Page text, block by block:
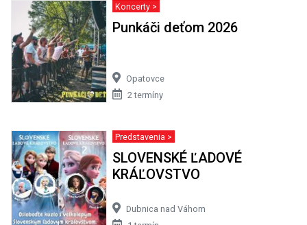
Koncerty >
Punkáči deťom 2026
Opatovce
2 termíny
Predstavenia >
SLOVENSKÉ ĽADOVÉ
KRÁĽOVSTVO
Dubnica nad Váhom